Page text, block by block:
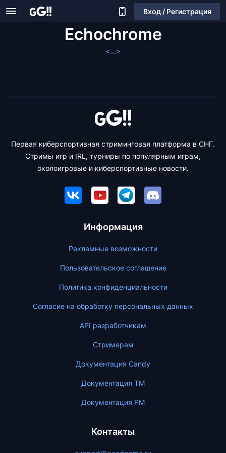
Вход / Регистрация
Echochrome
<...>
Первая киберспортивная стриминговая платформа в СНГ.
Стримы игр и IRL, турниры по популярным играм,
околоигровые и киберспортивные новости.
Информация
Рекламные возможности
Пользовательское соглашение
Политика конфиденциальности
Согласие на обработку персональных данных
API разработчикам
Стримерам
Документация Candy
Документация ТМ
Документация PM
Контакты